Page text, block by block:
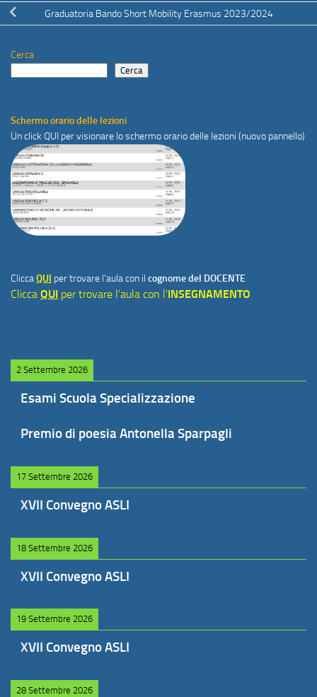
Graduatoria Bando Short Mobility Erasmus 2023/2024
Cerca
Cerca
Schermo orario delle lezioni
Un click QUI per visionare lo schermo orario delle lezioni (nuovo pannello)
CliccaQUI per trovare l'aula con il cognome del DOCENTE
Clicca QUI per trovare l'aula con l'INSEGNAMENTO
2 Settembre 2026
Esami Scuola Specializzazione
Premio di poesia Antonella Sparpagli
17 Settembre 2026
XVII Convegno ASLI
18 Settembre 2026
XVII Convegno ASLI
19 Settembre 2026
XVII Convegno ASLI
28 Settembre 2026